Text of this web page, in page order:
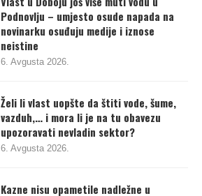
Vlast u Doboju još više muti vodu u
Podnovlju – umjesto osude napada na
novinarku osuđuju medije i iznose
neistine
6. Avgusta 2026.
Želi li vlast uopšte da štiti vode, šume,
vazduh,… i mora li je na tu obavezu
upozoravati nevladin sektor?
6. Avgusta 2026.